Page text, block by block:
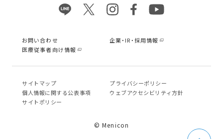
お問い合わせ
企業・IR・採用情報
医療従事者向け情報
サイトマップ
プライバシーポリシー
個⼈情報に関する公表事項
ウェブアクセシビリティ方針
サイトポリシー
© Menicon